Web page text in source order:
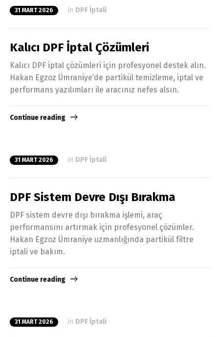
31 MART 2026 in DPF İptali
Kalıcı DPF İptal Çözümleri
Kalıcı DPF iptal çözümleri için profesyonel destek alın.
Hakan Egzoz Ümraniye’de partikül temizleme, iptal ve
performans yazılımları ile aracınız nefes alsın.
Continue reading
31 MART 2026 in DPF İptali
DPF Sistem Devre Dışı Bırakma
DPF sistem devre dışı bırakma işlemi, araç
performansını artırmak için profesyonel çözümler.
Hakan Egzoz Ümraniye uzmanlığında partikül filtre
iptali ve bakım.
Continue reading
31 MART 2026 in DPF İptali